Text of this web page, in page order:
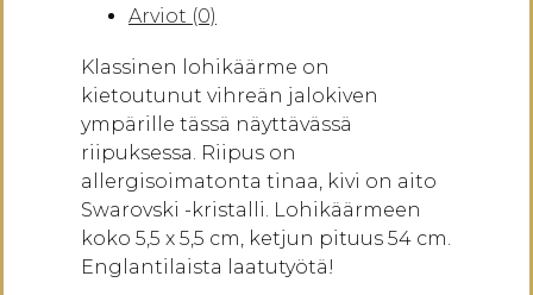
Arviot (0)
Klassinen lohikäärme on
kietoutunut vihreän jalokiven
ympärille tässä näyttävässä
riipuksessa. Riipus on
allergisoimatonta tinaa, kivi on aito
Swarovski -kristalli. Lohikäärmeen
koko 5,5 x 5,5 cm, ketjun pituus 54 cm.
Englantilaista laatutyötä!